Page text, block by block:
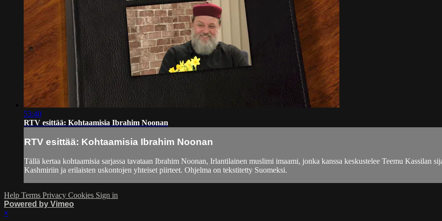
53:40
RTV esittää: Kohtaamisia Ibrahim Noonan
RTV esittää: Kohtaamisia Ibrahim Noonan
Tällä kertaa kohtaamisia sarjassa tavataan Ibrahim Noonan, Irlantilainen muslimi imaami, jonka kanssa keskustelee Teemu Kassilan
Kashmiriin ja erilaisten uskontojen yhteiset piirteet. Ohjelma on tekstitetty Suomeksi.
Help Terms Privacy Cookies Sign in
Powered by Vimeo
×